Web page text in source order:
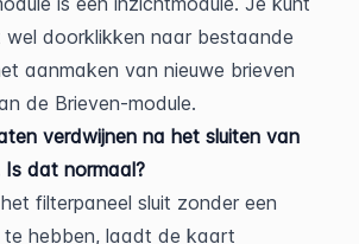
doorklikken naar bestaande
aanmaken van nieuwe brieven
de Brieven-module.
verdwijnen na het sluiten van
Is dat normaal?
filterpaneel sluit zonder een
hebben, laadt de kaart